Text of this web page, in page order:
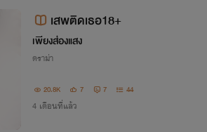
เสพติดเธอ18+
เพียงส่องแสง
ดราม่า
20.8K 7 7 44
4 เดือนที่แล้ว